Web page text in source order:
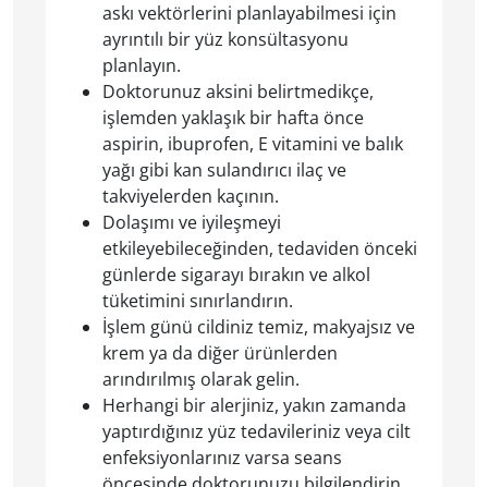
askı vektörlerini planlayabilmesi için
ayrıntılı bir yüz konsültasyonu
planlayın.
Doktorunuz aksini belirtmedikçe,
işlemden yaklaşık bir hafta önce
aspirin, ibuprofen, E vitamini ve balık
yağı gibi kan sulandırıcı ilaç ve
takviyelerden kaçının.
Dolaşımı ve iyileşmeyi
etkileyebileceğinden, tedaviden önceki
günlerde sigarayı bırakın ve alkol
tüketimini sınırlandırın.
İşlem günü cildiniz temiz, makyajsız ve
krem ya da diğer ürünlerden
arındırılmış olarak gelin.
Herhangi bir alerjiniz, yakın zamanda
yaptırdığınız yüz tedavileriniz veya cilt
enfeksiyonlarınız varsa seans